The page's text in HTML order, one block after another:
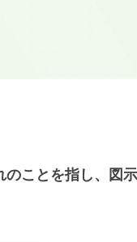
ことを指し、図